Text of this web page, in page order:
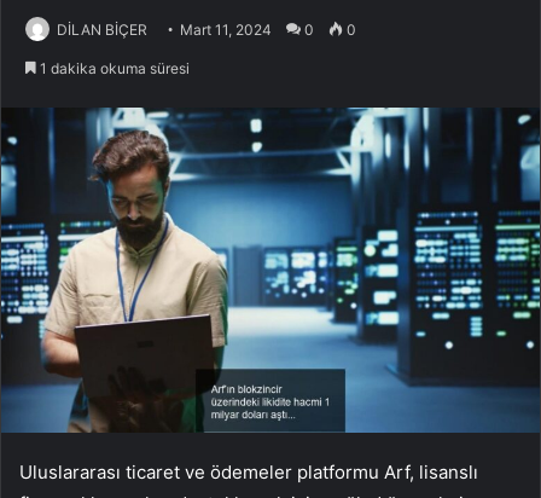
DİLAN BİÇER Mart 11, 2024 0 0
1 dakika okuma süresi
Uluslararası ticaret ve ödemeler platformu Arf, lisanslı